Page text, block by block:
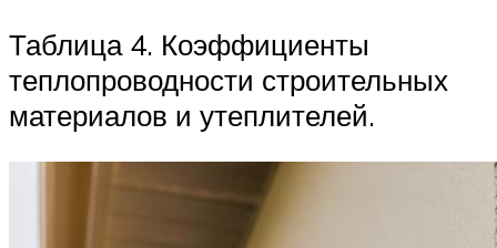
Таблица 4. Коэффициенты
теплопроводности строительных
материалов и утеплителей.